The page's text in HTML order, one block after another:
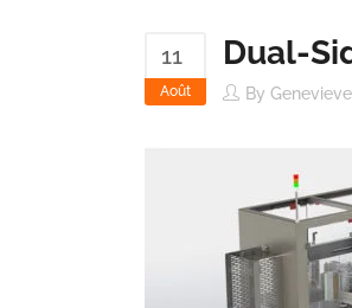
11
Août
Dual-
By Genevieve